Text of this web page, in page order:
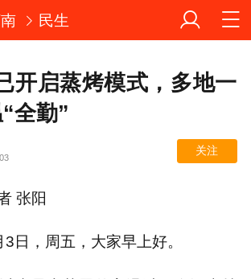
民生
开启蒸烤模式，多地一
全勤”
关注
张阳
日，周五，大家早上好。